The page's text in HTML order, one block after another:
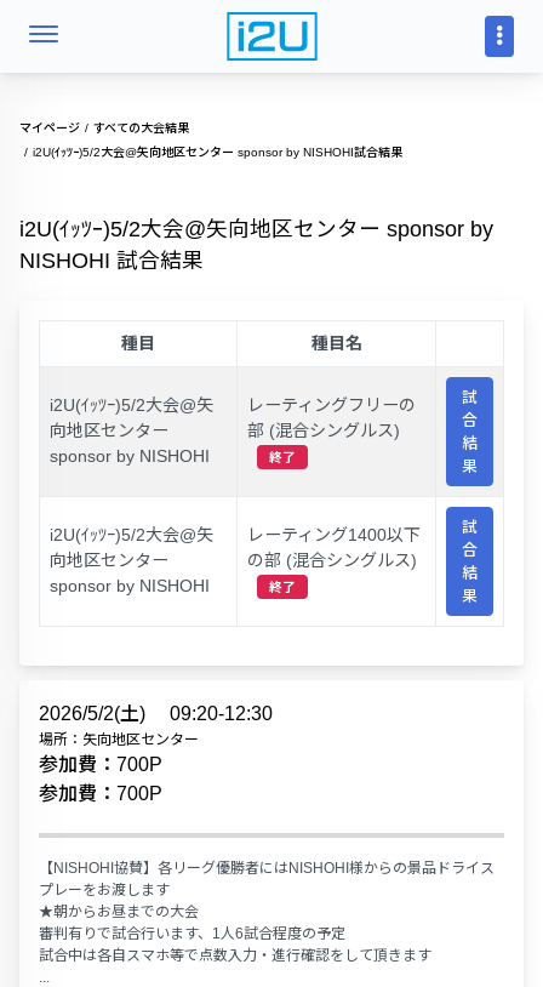
マイページ
すべての大会結果
i2U(ｲｯﾂｰ)5/2大会@矢向地区センター sponsor by NISHOHI試合結果
i2U(ｲｯﾂｰ)5/2大会@矢向地区センター sponsor by
NISHOHI 試合結果
種目 種目名
i2U(ｲｯﾂｰ)5/2大会@矢
向地区センター
sponsor by NISHOHI
レーティングフリーの
部 (混合シングルス)
終了
試
合
結
果
i2U(ｲｯﾂｰ)5/2大会@矢
向地区センター
sponsor by NISHOHI
レーティング1400以下
の部 (混合シングルス)
終了
試
合
結
果
2026/5/2(土) 09:20-12:30
場所：矢向地区センター
参加費：700P
参加費：700P
【NISHOHI協賛】各リーグ優勝者にはNISHOHI様からの景品ドライス
プレーをお渡します
★朝からお昼までの大会
審判有りで試合行います、1人6試合程度の予定
試合中は各自スマホ等で点数入力・進行確認をして頂きます
...